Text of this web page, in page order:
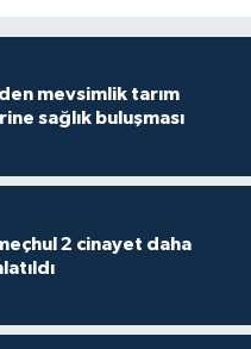
mevsimlik tarım
sağlık buluşması
2 cinayet daha